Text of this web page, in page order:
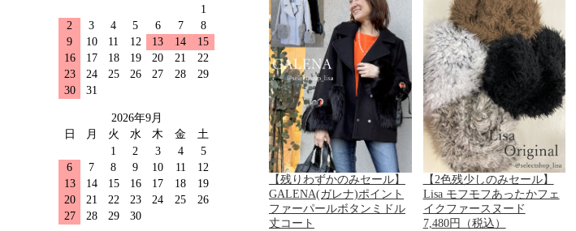
【残りわずかのみセール】
GALENA(ガレナ)ポイント
ファーパールボタンミドル
丈コート
【2色残少しのみセール】
Lisa モフモフあったかフェ
イクファースヌード
7,480円（税込）
1
2
3 4 5 6 7
8
9
10 11 12 13 14
15
16
17 18 19 20 21
22
23
24 25 26 27 28
29
30
31
2026年9月
日
月 火 水 木 金
土
1
2 3 4
5
6
7 8 9 10 11
12
13
14 15 16 17 18
19
20
21 22 23 24 25
26
27
28 29 30